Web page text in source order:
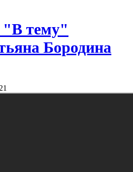
тему"
Бородина